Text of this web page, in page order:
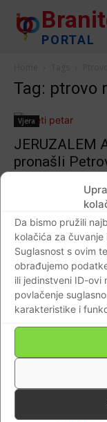
Da bismo pružili
kolačića za
Suglasnost s ovim
obrađujemo
ili jedinstveni ID-ovi
povlačenje
karakteristike i
PORTAL
Tag: ptrovo
Vjera
JERUZALEM
pronašli
Impressum
©